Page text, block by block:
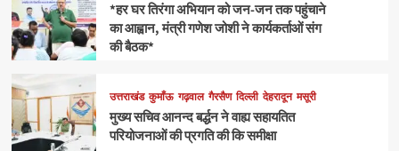
*हर घर तिरंगा अभियान को जन-जन तक पहुंचाने
का आह्वान, मंत्री गणेश जोशी ने कार्यकर्ताओं संग
की बैठक*
उत्तराखंड कुमाँऊ गढ़वाल गैरसैण दिल्ली देहरादून मसूरी
मुख्य सचिव आनन्द बर्द्धन ने वाह्य सहायतित
परियोजनाओं की प्रगति की कि समीक्षा